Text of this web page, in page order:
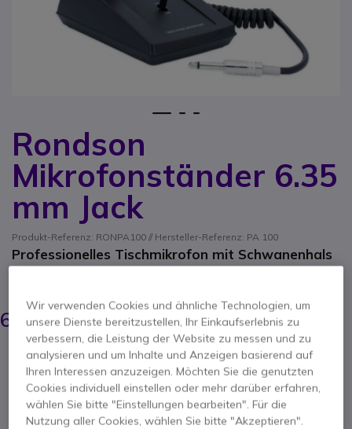
Rondson
Mikrofonständer 6.35
mm Jack
Produkt-Referenz: RONPA100 // Hersteller-Referenz: PA 100
Professionelles Tischmikrofon mit Schwanenhals
89,99 €
67,95 €- 80,86 € Inkl. MwSt.
Anzahl
IN DEN WARENKORB
ANGEBOT IN 4 STUNDEN
Zum Anfang der Bildgalerie springen
Wir verwenden Cookies und ähnliche Technologien, um
unsere Dienste bereitzustellen, Ihr Einkaufserlebnis zu
verbessern, die Leistung der Website zu messen und zu
analysieren und um Inhalte und Anzeigen basierend auf
Ihren Interessen anzuzeigen. Möchten Sie die genutzten
Cookies individuell einstellen oder mehr darüber erfahren,
wählen Sie bitte "Einstellungen bearbeiten". Für die
Nutzung aller Cookies, wählen Sie bitte "Akzeptieren".